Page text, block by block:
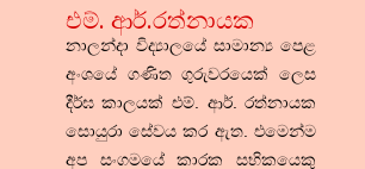
එම්. ආර්.රත්නායක
නාලන්දා විද්‍යාලයේ සාමාන්‍ය පෙළ
අංශයේ ගණිත ගුරුවරයෙක් ලෙස
දීර්ඝ කාලයක් එම්. ආර්. රත්නායක
සොයුරා සේවය කර ඇත. එමෙන්ම
අප සංගමයේ කාරක සභිකයෙකු